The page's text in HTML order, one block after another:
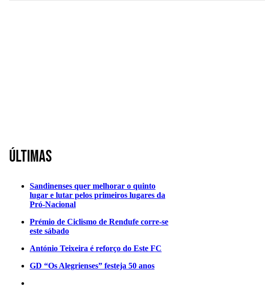
Últimas
Sandinenses quer melhorar o quinto
lugar e lutar pelos primeiros lugares da
Pró-Nacional
Prémio de Ciclismo de Rendufe corre-se
este sábado
António Teixeira é reforço do Este FC
GD “Os Alegrienses” festeja 50 anos